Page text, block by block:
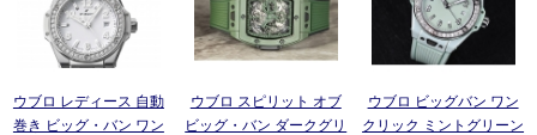
ウブロ レディース 自動
巻き ビッグ・バン ワン
ウブロ スピリット オブ
ビッグ・バン ダークグリ
ウブロ ビッグバン ワン
クリック ミントグリーン